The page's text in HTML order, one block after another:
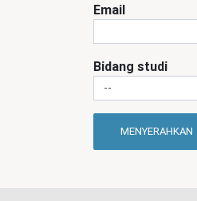
Email
Bidang studi
MENYERAHKAN